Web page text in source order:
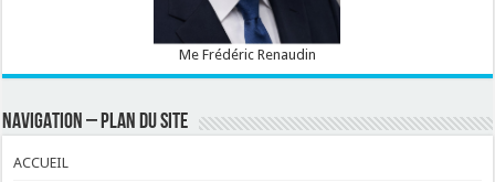
Me Frédéric Renaudin
NAVIGATION – PLAN DU SITE
ACCUEIL